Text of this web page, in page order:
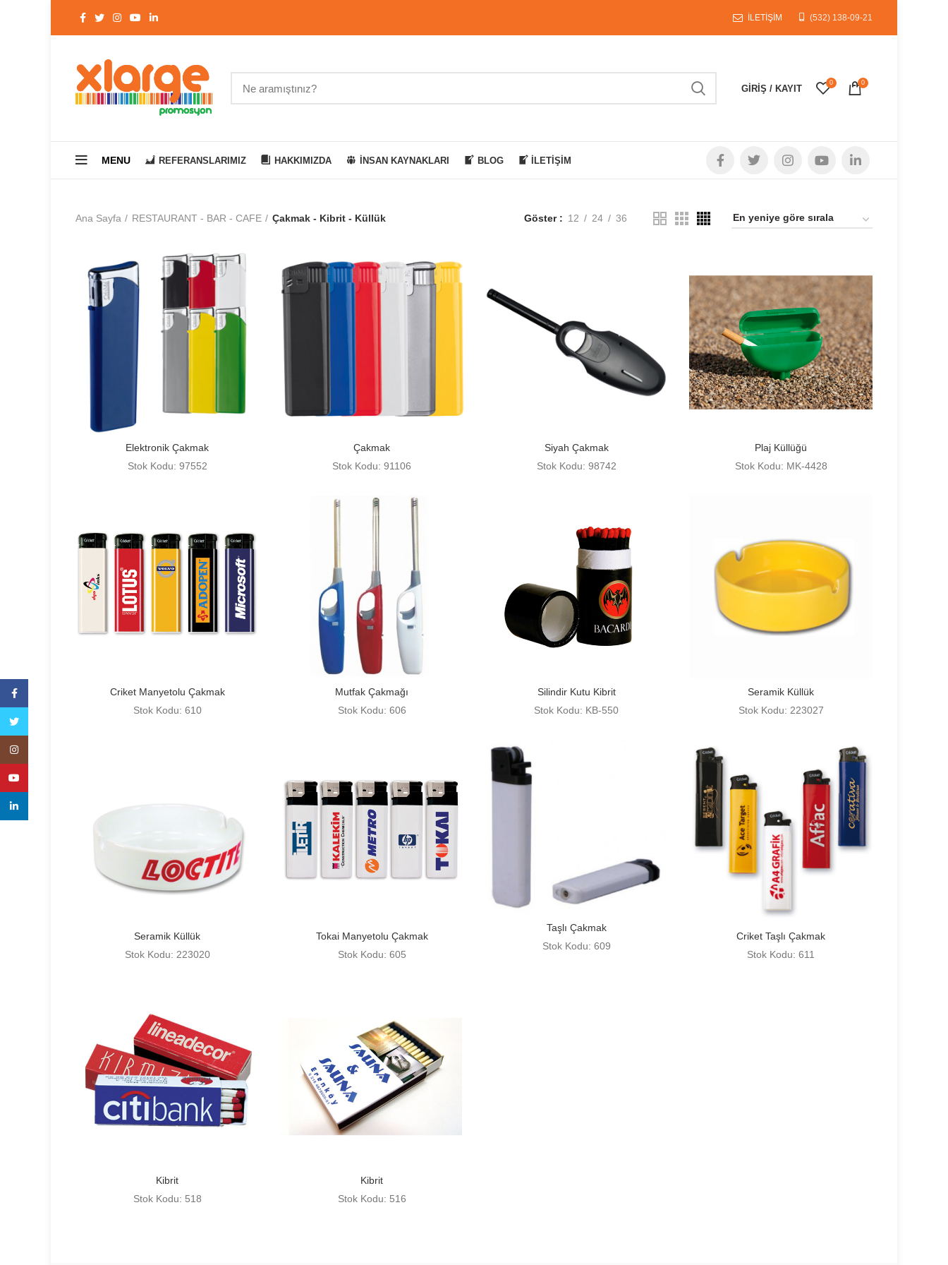
İLETİŞİM (532) 138-09-21
GIRIŞ / KAYIT
0 0
MENU REFERANSLARIMIZ HAKKIMIZDA İNSAN KAYNAKLARI BLOG İLETIŞIM
Ana Sayfa RESTAURANT - BAR - CAFE Çakmak - Kibrit - Küllük Göster 12 24 36
Elektronik Çakmak
Stok Kodu: 97552
Çakmak
Stok Kodu: 91106
Siyah Çakmak
Stok Kodu: 98742
Plaj Küllüğü
Stok Kodu: MK-4428
Criket Manyetolu Çakmak
Stok Kodu: 610
Mutfak Çakmağı
Stok Kodu: 606
Silindir Kutu Kibrit
Stok Kodu: KB-550
Seramik Küllük
Stok Kodu: 223027
Seramik Küllük
Stok Kodu: 223020
Tokai Manyetolu Çakmak
Stok Kodu: 605
Taşlı Çakmak
Stok Kodu: 609
Criket Taşlı Çakmak
Stok Kodu: 611
Kibrit
Stok Kodu: 518
Kibrit
Stok Kodu: 516